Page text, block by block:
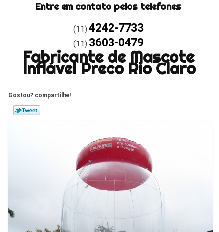
Entre em contato pelos telefones
(11) 4242-7733
(11) 3603-0479
Fabricante de Mascote
Inflável Preco Rio Claro
Gostou? compartilhe!